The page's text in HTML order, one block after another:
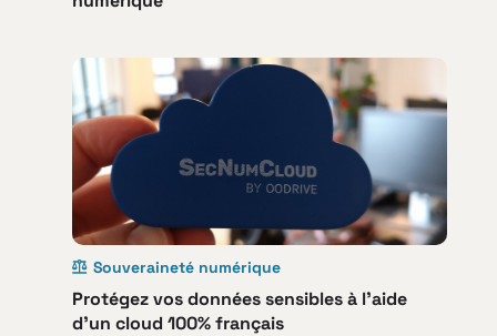
Souveraineté numérique
Protégez vos données sensibles à l’aide
d’un cloud 100% français